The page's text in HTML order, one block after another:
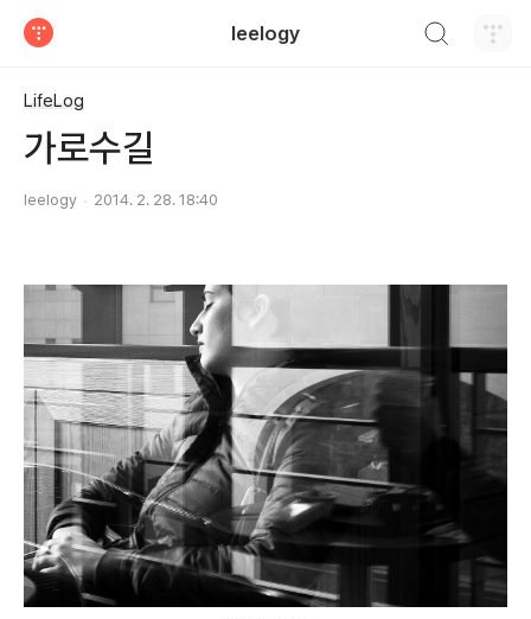
leelogy
LifeLog
가로수길
leelogy 2014. 2. 28. 18:40